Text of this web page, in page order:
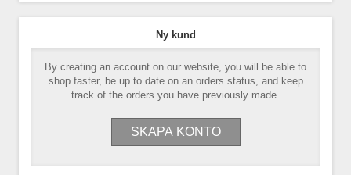
Ny kund
By creating an account on our website, you will be able to
shop faster, be up to date on an orders status, and keep
track of the orders you have previously made.